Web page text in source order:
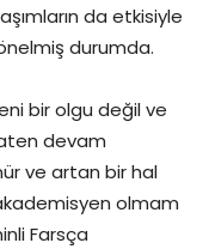
da etkisiyle
durumda.
bir olgu değil ve
devam
ve artan bir hal
olmam
Farsça